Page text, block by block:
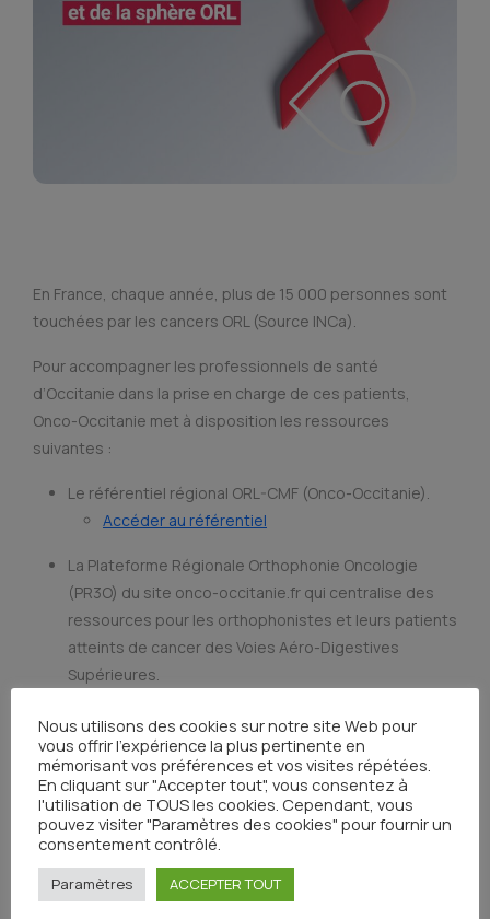
En France, chaque année, plus de 15 000 personnes sont
touchées par les cancers ORL (Source INCa).
Pour accompagner les professionnels de santé
d’Occitanie dans la prise en charge de ces patients,
Onco-Occitanie met à disposition les ressources
suivantes :
Le référentiel régional ORL-CMF (Onco-Occitanie).
Accéder au référentiel
La Plateforme Régionale Orthophonie Oncologie
(PR3O) du site onco-occitanie.fr qui centralise des
ressources pour les orthophonistes et leurs patients
atteints de cancer des Voies Aéro-Digestives
Supérieures.
Le référentiel national de traitement des
carcinomes épidermoïdes des voies aérodigestives
supérieurs (société française d’ORL et de chirurgie
de la face et du cou).
Consulter le référentiel
Nous utilisons des cookies sur notre site Web pour
vous offrir l'expérience la plus pertinente en
mémorisant vos préférences et vos visites répétées.
En cliquant sur "Accepter tout", vous consentez à
l'utilisation de TOUS les cookies. Cependant, vous
pouvez visiter "Paramètres des cookies" pour fournir un
consentement contrôlé.
Paramètres ACCEPTER TOUT